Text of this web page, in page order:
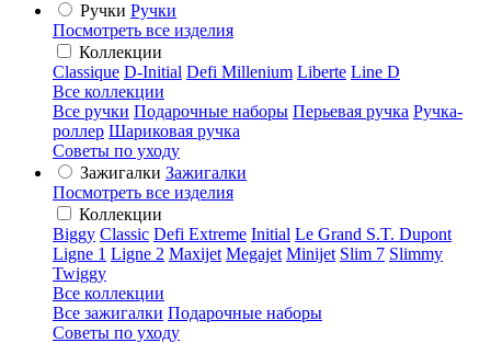
Ручки Ручки
Посмотреть все изделия
Коллекции
Classique D-Initial Defi Millenium Liberte Line D
Все коллекции
Все ручки Подарочные наборы Перьевая ручка Ручка-
роллер Шариковая ручка
Советы по уходу
Зажигалки Зажигалки
Посмотреть все изделия
Коллекции
Biggy Classic Defi Extreme Initial Le Grand S.T. Dupont
Ligne 1 Ligne 2 Maxijet Megajet Minijet Slim 7 Slimmy
Twiggy
Все коллекции
Все зажигалки Подарочные наборы
Советы по уходу